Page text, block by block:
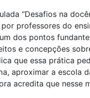
“Desafios na
professores do
dos pontos
e concepções
que essa prática
aproximar a
acredita que